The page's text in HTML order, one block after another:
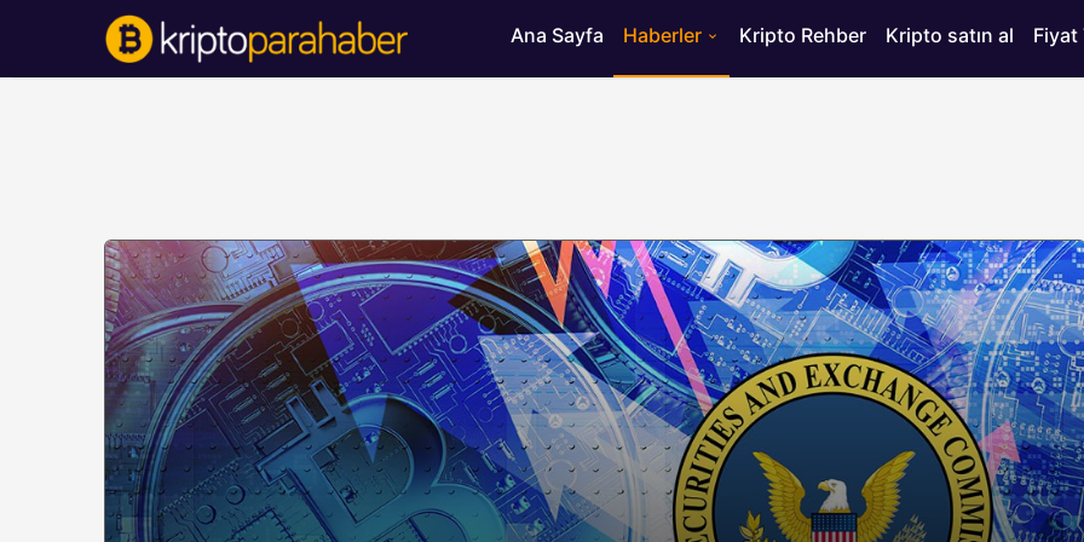
Ana Sayfa Haberler Kripto Rehber Kripto satın al Fiyat
BITCOIN HABERLERI HABERLER